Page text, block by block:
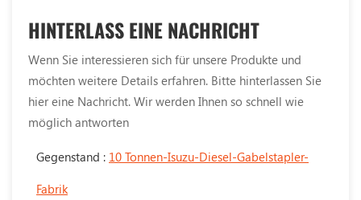
HINTERLASS EINE NACHRICHT
Wenn Sie interessieren sich für unsere Produkte und
möchten weitere Details erfahren. Bitte hinterlassen Sie
hier eine Nachricht. Wir werden Ihnen so schnell wie
möglich antworten
Gegenstand : 10 Tonnen-Isuzu-Diesel-Gabelstapler-
Fabrik